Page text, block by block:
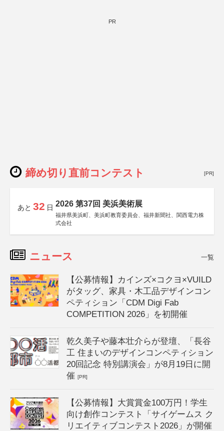
PR
締め切り直前コンテスト [PR]
あと 32 日 2026 第37回 美浜美術展
福井県美浜町、美浜町教育委員会、福井新聞社、関西電力株
式会社
ニュース 一覧
【公募情報】カインズ×コクヨ×VUILD
がタッグ、家具・木工品デザインコン
ペティション「CDM Digi Fab
COMPETITION 2026」を初開催
乾久美子や藤本壮介らが登壇、「長谷
工 住まいのデザインコンペティション
20回記念 特別講演会」が8月19日に開
催[PR]
【公募情報】大賞賞金100万円！学生
向け創作コンテスト「サイゲームス ク
リエイティブコンテスト2026」が開催